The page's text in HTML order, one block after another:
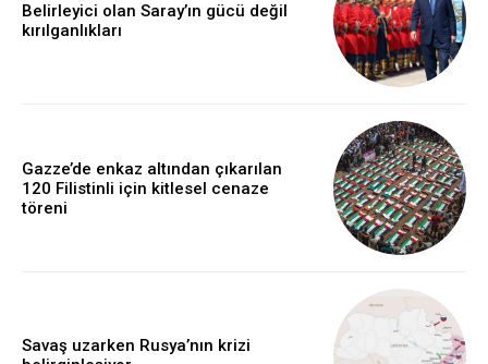
Belirleyici olan Saray’ın gücü değil
kırılganlıkları
Gazze’de enkaz altından çıkarılan
120 Filistinli için kitlesel cenaze
töreni
Savaş uzarken Rusya’nın krizi